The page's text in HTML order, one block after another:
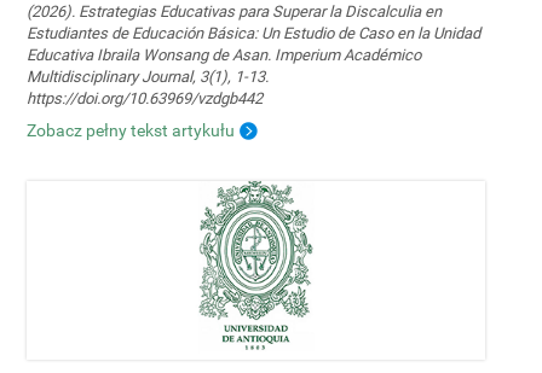
(2026). Estrategias Educativas para Superar la Discalculia en
Estudiantes de Educación Básica: Un Estudio de Caso en la Unidad
Educativa Ibraila Wonsang de Asan. Imperium Académico
Multidisciplinary Journal, 3(1), 1-13.
https://doi.org/10.63969/vzdgb442
Zobacz pełny tekst artykułu